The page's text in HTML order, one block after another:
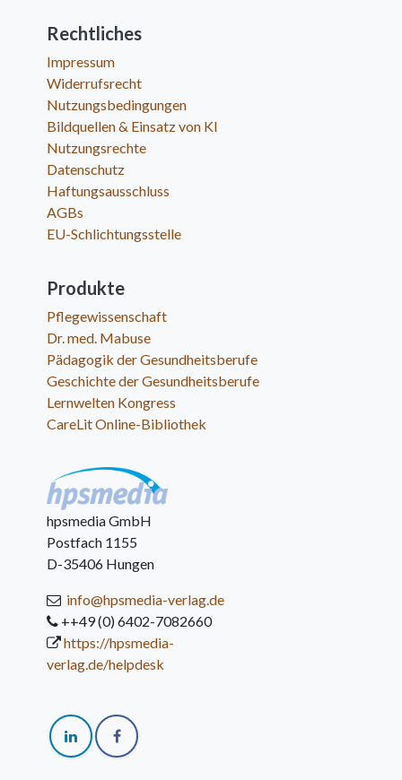
Rechtliches
Impressum
Widerrufsrecht
Nutzungsbedingungen
Bildquellen & Einsatz von KI
Nutzungsrechte
Datenschutz
Haftungsausschluss
AGBs
EU-Schlichtungsstelle
Produkte
Pflegewissenschaft
Dr. med. Mabuse
Pädagogik der Gesundheitsberufe
Geschichte der Gesundheitsberufe
Lernwelten Kongress
CareLit Online-Bibliothek
hpsmedia GmbH
Postfach 1155
D-35406 Hungen
info@hpsmedia-verlag.de
++49 (0) 6402-7082660
https://hpsmedia-
verlag.de/helpdesk